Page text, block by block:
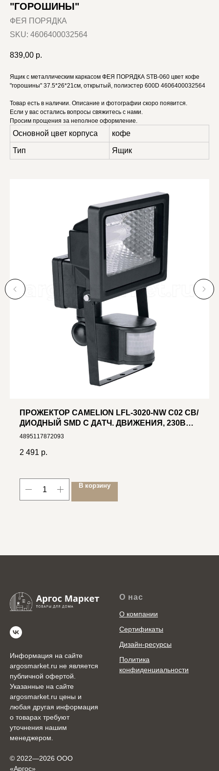
"ГОРОШИНЫ"
ФЕЯ ПОРЯДКА
SKU: 4606400032564
839,00 р.
Ящик с металлическим каркасом ФЕЯ ПОРЯДКА STB-060 цвет кофе
"горошины" 37.5*26*21см, открытый, полиэстер 600D 4606400032564
Товар есть в наличии. Описание и фотографии скоро появится.
Если у вас остались вопросы свяжитесь с нами.
Просим прощения за неполное оформление.
Основной цвет корпуса кофе
Тип Ящик
ПРОЖЕКТОР CAMELION LFL-3020-NW C02 СВ/
ДИОДНЫЙ SMD С ДАТЧ. ДВИЖЕНИЯ, 230В
30W 4300K ЧЕРНЫЙ
4895117872093
2 491 р.
В корзину
Информация на сайте
argosmarket.ru не является
публичной офертой.
Указанные на сайте
argosmarket.ru цены и
любая другая информация
о товарах требуют
уточнения нашим
менеджером.
© 2022—2026 ООО
«Аргоc»
О нас
О компании
Сертификаты
Дизайн-ресурсы
Политика
конфиденциальности